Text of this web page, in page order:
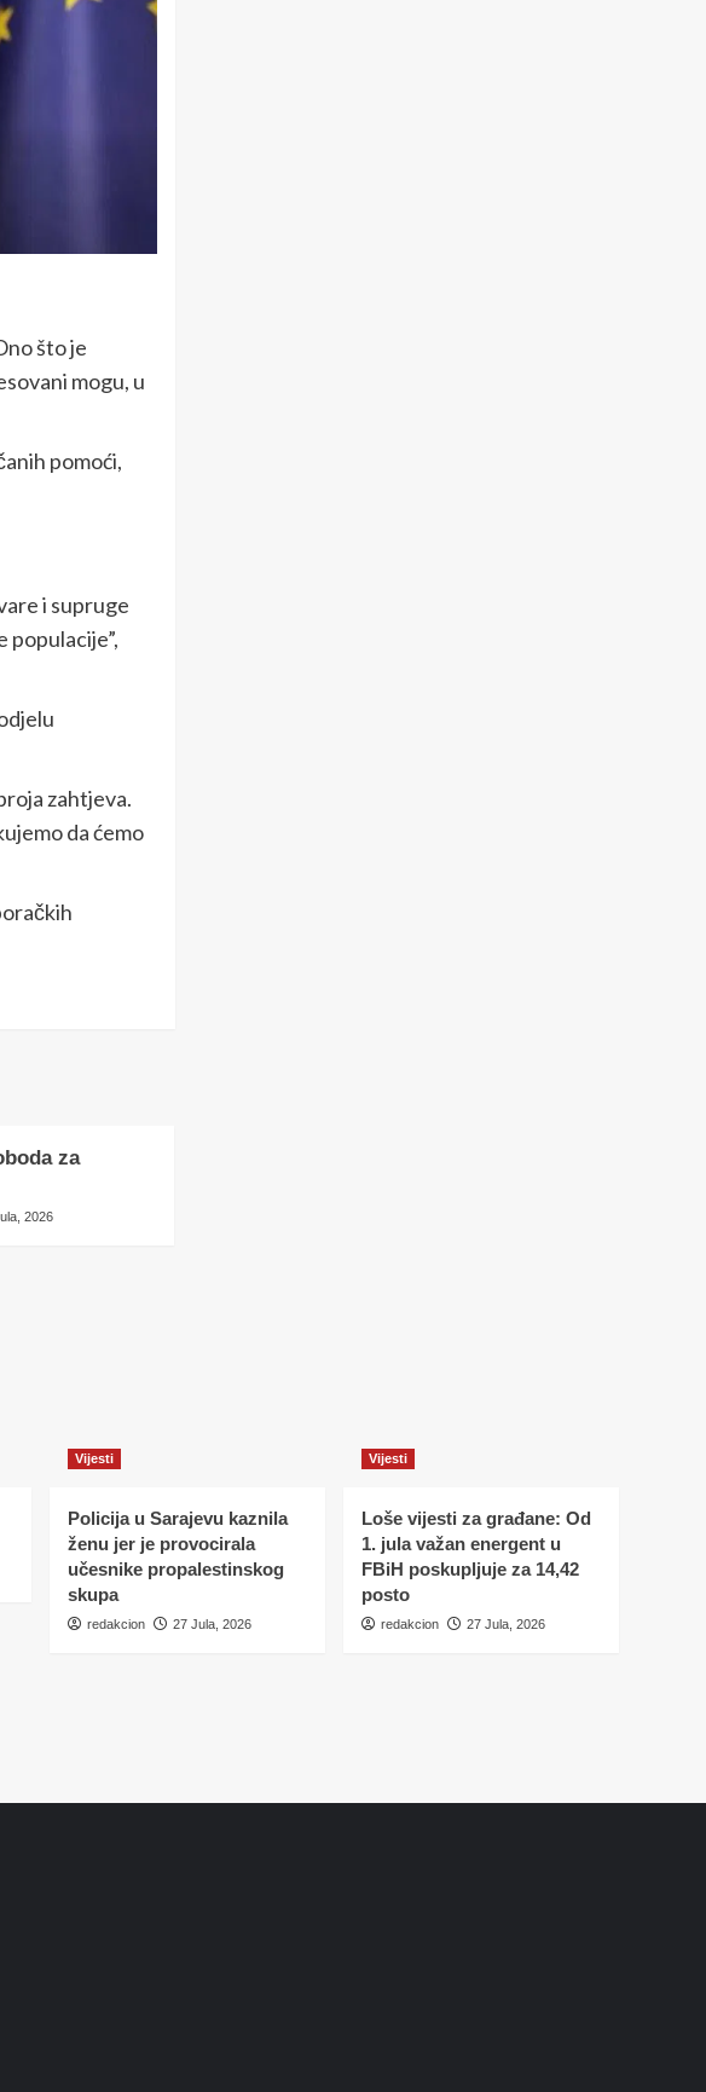
što je
mogu, u
pomoći,
i supruge
populacije”,
zahtjeva.
da ćemo
za
2026
Vijesti
Policija u Sarajevu kaznila
ženu jer je provocirala
učesnike propalestinskog
skupa
redakcion 27 Jula, 2026
Vijesti
Loše vijesti za građane: Od
1. jula važan energent u
FBiH poskupljuje za 14,42
posto
redakcion 27 Jula, 2026